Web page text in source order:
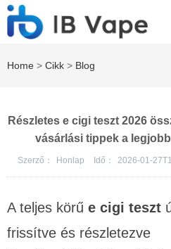
Home > Cikk > Blog
Részletes e cigi teszt 2026
vásárlási tippek a
Szerző： Honlap Idő： 2026-01-
A teljes körű e cigi teszt
frissítve és részletezve